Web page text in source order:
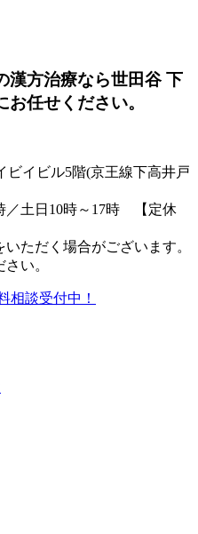
漢方治療なら世田谷 下
任せください。
ビイビル5階(京王線下高井戸
／土日10時～17時 【定休
ただく場合がございます。
い。